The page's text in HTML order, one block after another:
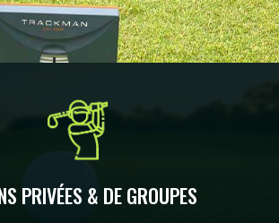
PRIVÉES & DE GROUPES